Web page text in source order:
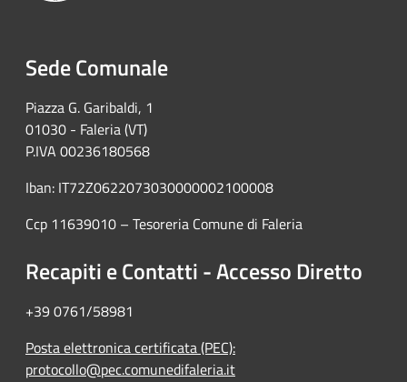
Sede Comunale
Piazza G. Garibaldi, 1
01030 - Faleria (VT)
P.IVA 00236180568
Iban: IT72Z0622073030000002100008
Ccp 11639010 – Tesoreria Comune di Faleria
Recapiti e Contatti - Accesso Diretto
+39 0761/58981
Posta elettronica certificata (PEC):
protocollo@pec.comunedifaleria.it